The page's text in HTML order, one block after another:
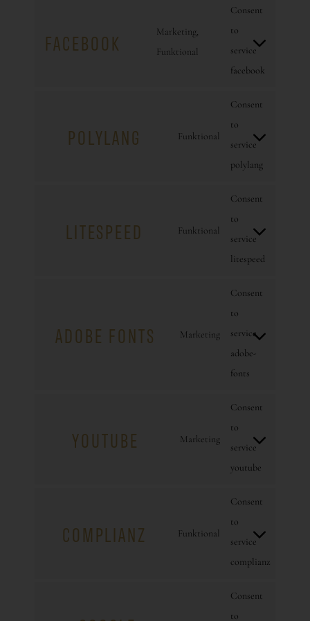
FACEBOOK
Marketing,
Funktional
Consent
to
service
facebook
POLYLANG Funktional
Consent
to
service
polylang
LITESPEED Funktional
Consent
to
service
litespeed
ADOBE FONTS Marketing
Consent
to
service
adobe-
fonts
YOUTUBE Marketing
Consent
to
service
youtube
COMPLIANZ Funktional
Consent
to
service
complianz
Consent
to